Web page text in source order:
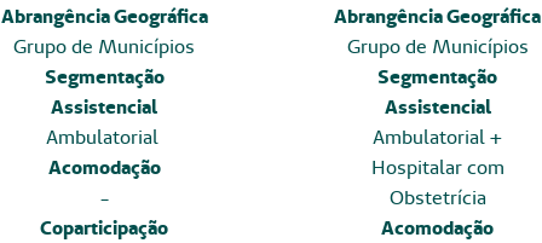
Abrangência Geográfica
Grupo de Municípios
Segmentação
Assistencial
Ambulatorial
Acomodação
-
Coparticipação
Abrangência Geográfica
Grupo de Municípios
Segmentação
Assistencial
Ambulatorial +
Hospitalar com
Obstetrícia
Acomodação